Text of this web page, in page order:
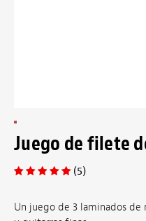
Juego de filete
(5)
Un juego de 3 laminados